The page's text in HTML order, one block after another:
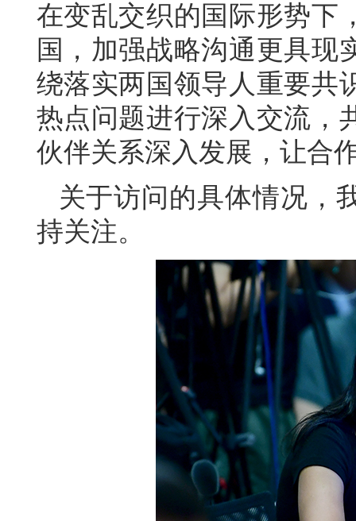
在变乱交织的国际形势下
国，加强战略沟通更具现
绕落实两国领导人重要共
热点问题进行深入交流，
伙伴关系深入发展，让合
关于访问的具体情况，
持关注。